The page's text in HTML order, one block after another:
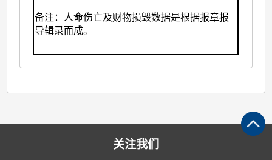
备注：人命伤亡及财物损毁数据是根据报章报
导辑录而成。
关注我们